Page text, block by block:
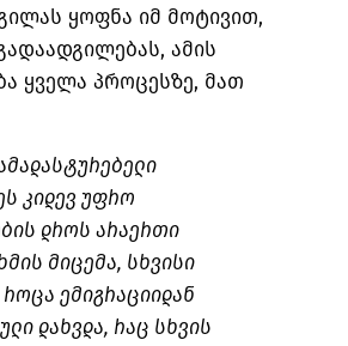
ყოფნა იმ მოტივით,
ამის
ყველა პროცესზე, მათ
კიდევ უფრო
დროს არაერთი
მიცემა, სხვისი
ემიგრაციიდან
დახვდა, რაც სხვის